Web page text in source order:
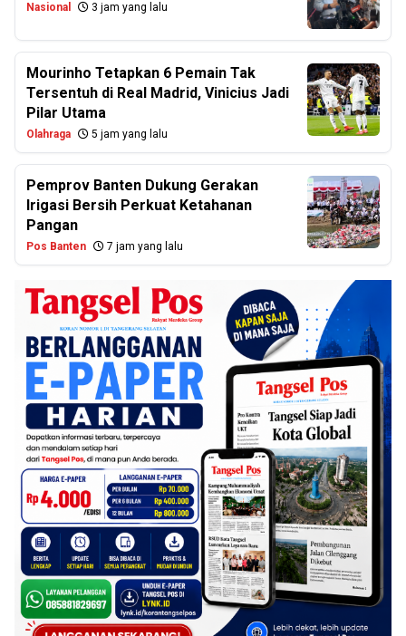
Nasional 3 jam yang lalu
Mourinho Tetapkan 6 Pemain Tak
Tersentuh di Real Madrid, Vinicius Jadi
Pilar Utama
Olahraga 5 jam yang lalu
Pemprov Banten Dukung Gerakan
Irigasi Bersih Perkuat Ketahanan
Pangan
Pos Banten 7 jam yang lalu